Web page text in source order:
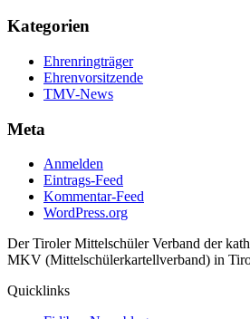
Kategorien
Ehrenringträger
Ehrenvorsitzende
TMV-News
Meta
Anmelden
Eintrags-Feed
Kommentar-Feed
WordPress.org
Der Tiroler Mittelschüler Verband der
MKV (Mittelschülerkartellverband) in
Quicklinks